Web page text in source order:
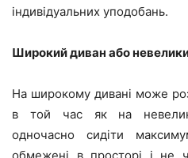
індивідуальних уподобань.
Широкий диван або
На широкому дивані може
в той час як на
одночасно сидіти